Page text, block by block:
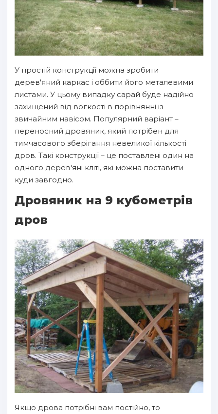
У простій конструкції можна зробити
дерев'яний каркас і оббити його металевими
листами. У цьому випадку сарай буде надійно
захищений від вогкості в порівнянні із
звичайним навісом. Популярний варіант –
переносний дровяник, який потрібен для
тимчасового зберігання невеликої кількості
дров. Такі конструкції – це поставлені один на
одного дерев'яні кліті, які можна поставити
куди завгодно.
Дровяник на 9 кубометрів
дров
Якщо дрова потрібні вам постійно, то